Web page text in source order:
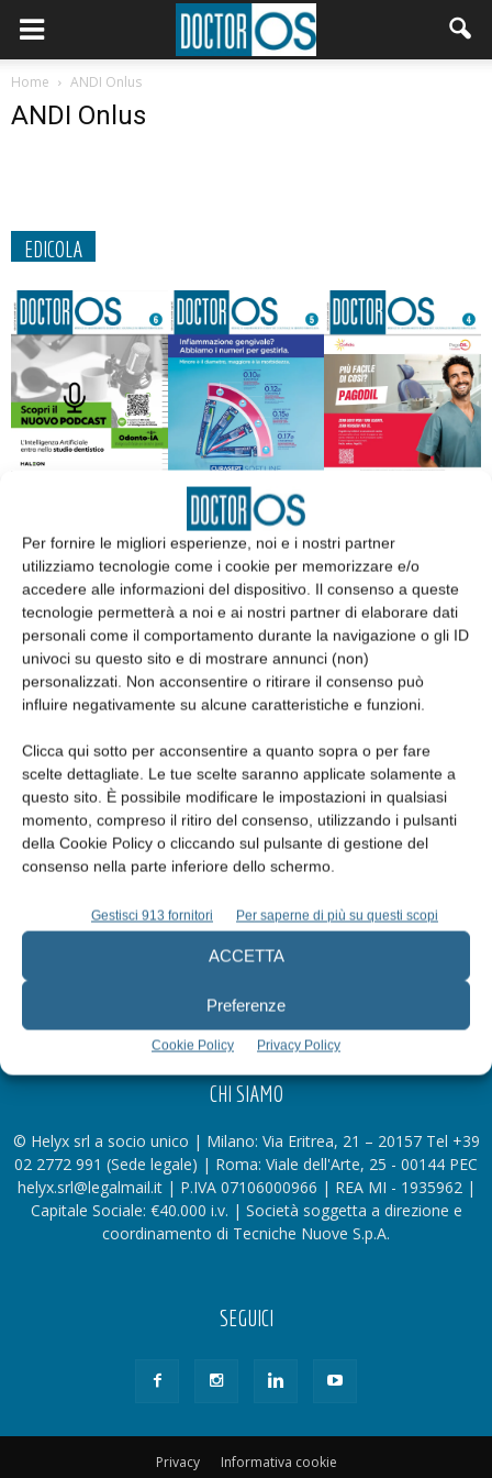
Per fornire le migliori esperienze, noi e i nostri partner
utilizziamo tecnologie come i cookie per memorizzare e/o
accedere alle informazioni del dispositivo. Il consenso a queste
tecnologie permetterà a noi e ai nostri partner di elaborare dati
personali come il comportamento durante la navigazione o gli ID
univoci su questo sito e di mostrare annunci (non)
personalizzati. Non acconsentire o ritirare il consenso può
influire negativamente su alcune caratteristiche e funzioni.
Clicca qui sotto per acconsentire a quanto sopra o per fare
scelte dettagliate. Le tue scelte saranno applicate solamente a
questo sito. È possibile modificare le impostazioni in qualsiasi
momento, compreso il ritiro del consenso, utilizzando i pulsanti
della Cookie Policy o cliccando sul pulsante di gestione del
consenso nella parte inferiore dello schermo.
Gestisci 913 fornitori Per saperne di più su questi scopi
ACCETTA
Preferenze
Cookie Policy Privacy Policy
Home ANDI Onlus
ANDI Onlus
EDICOLA
Edicola web
Abbonati
Iscriviti alla newsletter
CHI SIAMO
© Helyx srl a socio unico | Milano: Via Eritrea, 21 – 20157 Tel +39
02 2772 991 (Sede legale) | Roma: Viale dell'Arte, 25 - 00144 PEC
helyx.srl@legalmail.it | P.IVA 07106000966 | REA MI - 1935962 |
Capitale Sociale: €40.000 i.v. | Società soggetta a direzione e
coordinamento di Tecniche Nuove S.p.A.
SEGUICI
Privacy Informativa cookie